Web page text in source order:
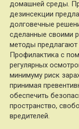
домашней среды.
дезинсекции
долговечные
сделанные своими
методы предлагают
Профилактика с
регулярных
минимуму риск
принимая
обеспечить
пространство,
вредителей.